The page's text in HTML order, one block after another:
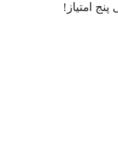
امتیاز!